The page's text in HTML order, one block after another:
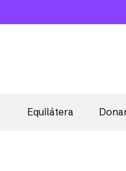
Equilátera